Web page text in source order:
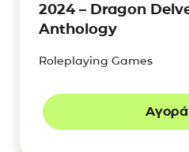
2024 – Dragon
Anthology
Roleplaying Games
Αγορά